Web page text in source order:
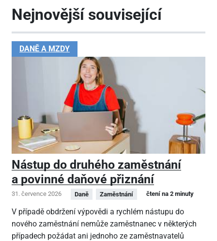
Nejnovější související
DANĚ A MZDY
Nástup do druhého zaměstnání
a povinné daňové přiznání
31. července 2026 Daně Zaměstnání čtení na 2 minuty
V případě obdržení výpovědi a rychlém nástupu do
nového zaměstnání nemůže zaměstnanec v některých
případech požádat ani jednoho ze zaměstnavatelů